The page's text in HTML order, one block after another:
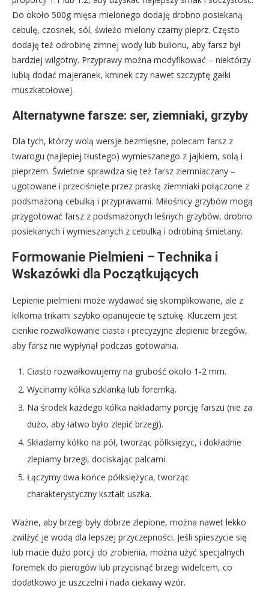
Do około 500g mięsa mielonego dodaję drobno posiekaną
cebulę, czosnek, sól, świeżo mielony czarny pieprz. Często
dodaję też odrobinę zimnej wody lub bulionu, aby farsz był
bardziej wilgotny. Przyprawy można modyfikować – niektórzy
lubią dodać majeranek, kminek czy nawet szczyptę gałki
muszkatołowej.
Alternatywne farsze: ser, ziemniaki, grzyby
Dla tych, którzy wolą wersje bezmięsne, polecam farsz z
twarogu (najlepiej tłustego) wymieszanego z jajkiem, solą i
pieprzem. Świetnie sprawdza się też farsz ziemniaczany –
ugotowane i przeciśnięte przez praskę ziemniaki połączone z
podsmażoną cebulką i przyprawami. Miłośnicy grzybów mogą
przygotować farsz z podsmażonych leśnych grzybów, drobno
posiekanych i wymieszanych z cebulką i odrobiną śmietany.
Formowanie Pielmieni – Technika i
Wskazówki dla Początkujących
Lepienie pielmieni może wydawać się skomplikowane, ale z
kilkoma trikami szybko opanujecie tę sztukę. Kluczem jest
cienkie rozwałkowanie ciasta i precyzyjne zlepienie brzegów,
aby farsz nie wypłynął podczas gotowania.
Ciasto rozwałkowujemy na grubość około 1-2 mm.
Wycinamy kółka szklanką lub foremką.
Na środek każdego kółka nakładamy porcję farszu (nie za
dużo, aby łatwo było zlepić brzegi).
Składamy kółko na pół, tworząc półksiężyc, i dokładnie
zlepiamy brzegi, dociskając palcami.
Łączymy dwa końce półksiężyca, tworząc
charakterystyczny kształt uszka.
Ważne, aby brzegi były dobrze zlepione, można nawet lekko
zwilżyć je wodą dla lepszej przyczepności. Jeśli spieszycie się
lub macie dużo porcji do zrobienia, można użyć specjalnych
foremek do pierogów lub przycisnąć brzegi widelcem, co
dodatkowo je uszczelni i nada ciekawy wzór.